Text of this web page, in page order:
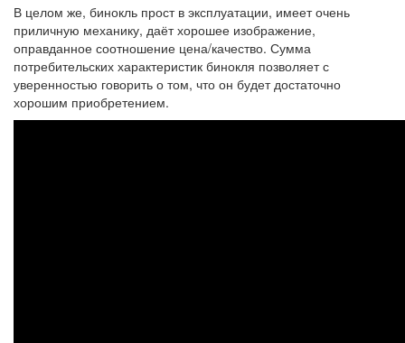
В целом же, бинокль прост в эксплуатации, имеет очень
приличную механику, даёт хорошее изображение,
оправданное соотношение цена/качество. Сумма
потребительских характеристик бинокля позволяет с
уверенностью говорить о том, что он будет достаточно
хорошим приобретением.